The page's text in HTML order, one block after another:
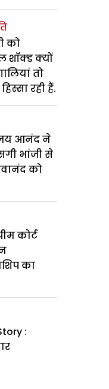
को
शॉक्ड क्यों
तो
रही हैं.
आनंद ने
भांजी से
को
कोर्ट
का
: